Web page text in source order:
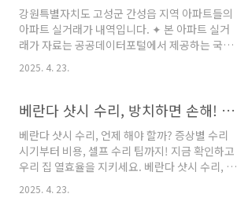
동이 있는지와 '공시가격'이라는 단어 자체가 어
렵게 느껴질 수 있는데, 아래 내용에서 쉽게 이해
할 수 있도록 풀어봅니다. 📌 2025년 공동주택
공시가격, 얼마나 올랐나?국토부는 2025년 4월
시가격 변동률은 3.65..
강원특별자치도 고성군 간성읍 지역 아파트들의
아파트 실거래가 내역입니다. ✦ 본 아파트 실거
래가 자료는 공공데이터포털에서 제공하는 국통
교통부 실거래가 자료를 근거로 하고 있습니
다.✦ 시,군,구 지자체별 개별 아파트 실거래가 자
자체별 개별 아파트 실거래가 찾아보기웹사이트
바로가기 ✦ 아파트 나열 순서는 지역명(동,읍,
면)의 '가나다 순' 입니다.✦ 아파트 실거래가 표
시 순서는 "거래일자 / 층 / 전용면적(㎡) / 거래
금액(억원)"입니다. 간성대명 아파트 (간성읍)•
간성대명 아파트 실거래가• 강원특별자치도 고
2025. 4. 23.
베란다 샷시 수리, 방치하면 손해! 현명한 수리 방법 A to Z
베란다 샷시 수리, 언제 해야 할까? 증상별 수리
시기부터 비용, 셀프 수리 팁까지! 지금 확인하고
우리 집 열효율을 지키세요. 베란다 샷시 수리, 언
제 해야 할까요?요즘 같은 봄날에 베란다에서 불
쑥 들어오는 찬바람에 깜짝 놀라신 적 있으신가
2025. 4. 23.